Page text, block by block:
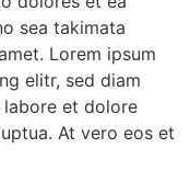
sea takimata
Lorem ipsum
elitr, sed diam
et dolore
At vero eos et